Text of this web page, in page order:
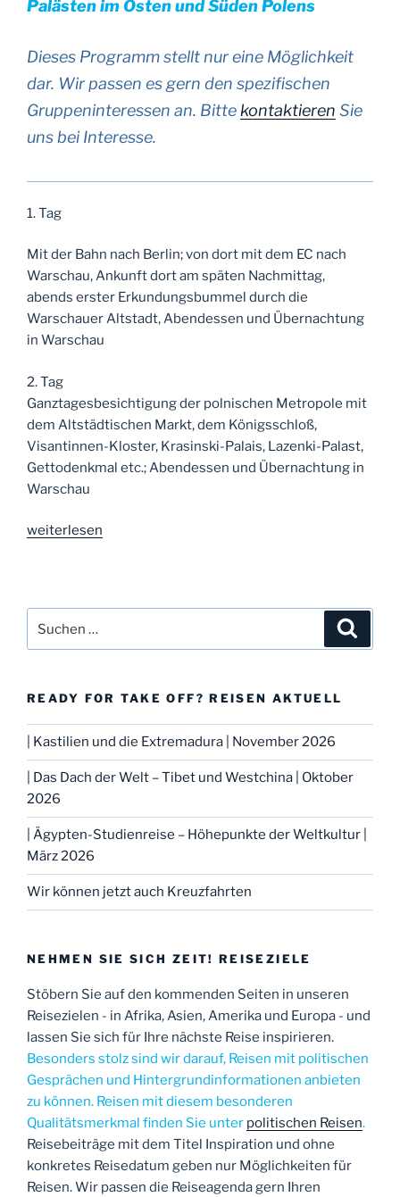
Palästen im Osten und Süden Polens
Dieses Programm stellt nur eine Möglichkeit
dar. Wir passen es gern den spezifischen
Gruppeninteressen an. Bitte kontaktieren Sie
uns bei Interesse.
1. Tag
Mit der Bahn nach Berlin; von dort mit dem EC nach
Warschau, Ankunft dort am späten Nachmittag,
abends erster Erkundungsbummel durch die
Warschauer Altstadt, Abendessen und Übernachtung
in Warschau
2. Tag
Ganztagesbesichtigung der polnischen Metropole mit
dem Altstädtischen Markt, dem Königsschloß,
Visantinnen-Kloster, Krasinski-Palais, Lazenki-Palast,
Gettodenkmal etc.; Abendessen und Übernachtung in
Warschau
„Inspiration
weiterlesen
nach:
READY FOR TAKE OFF? REISEN AKTUELL
| Kastilien und die Extremadura | November 2026
| Das Dach der Welt – Tibet und Westchina | Oktober
2026
| Ägypten-Studienreise – Höhepunkte der Weltkultur |
März 2026
Wir können jetzt auch Kreuzfahrten
NEHMEN SIE SICH ZEIT! REISEZIELE
Stöbern Sie auf den kommenden Seiten in unseren
Reisezielen - in Afrika, Asien, Amerika und Europa - und
lassen Sie sich für Ihre nächste Reise inspirieren.
Besonders stolz sind wir darauf, Reisen mit politischen
Gesprächen und Hintergrundinformationen anbieten
zu können. Reisen mit diesem besonderen
Qualitätsmerkmal finden Sie unter politischen Reisen.
Reisebeiträge mit dem Titel Inspiration und ohne
konkretes Reisedatum geben nur Möglichkeiten für
Reisen. Wir passen die Reiseagenda gern Ihren